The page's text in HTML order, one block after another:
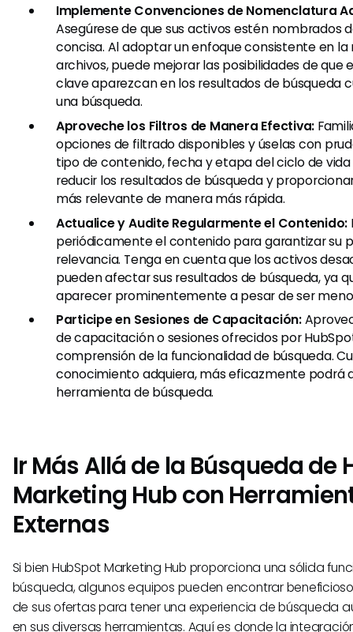
Implemente Convenciones de Nomenclatura
Asegúrese de que sus activos estén nombrados
concisa. Al adoptar un enfoque consistente en
archivos, puede mejorar las posibilidades de que
clave aparezcan en los resultados de búsqueda
una búsqueda.
Aproveche los Filtros de Manera Efectiva:
opciones de filtrado disponibles y úselas con
tipo de contenido, fecha y etapa del ciclo de
reducir los resultados de búsqueda y
más relevante de manera más rápida.
Actualice y Audite Regularmente el Contenido:
periódicamente el contenido para garantizar su
relevancia. Tenga en cuenta que los activos
pueden afectar sus resultados de búsqueda, ya
aparecer prominentemente a pesar de ser
Participe en Sesiones de Capacitación:
de capacitación o sesiones ofrecidos por
comprensión de la funcionalidad de búsqueda.
conocimiento adquiera, más eficazmente podrá
herramienta de búsqueda.
Ir Más Allá de la Búsqueda de
Marketing Hub con
Externas
Si bien HubSpot Marketing Hub proporciona una sólida
búsqueda, algunos equipos pueden encontrar
de sus ofertas para tener una experiencia de búsqueda
en sus diversas herramientas. Aquí es donde la